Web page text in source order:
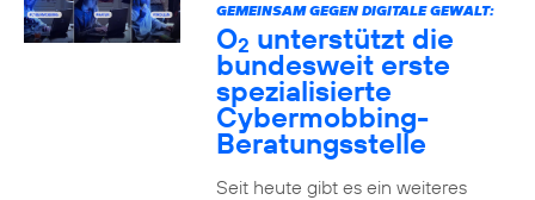
GEMEINSAM GEGEN DIGITALE GEWALT:
O2 unterstützt die
bundesweit erste
spezialisierte
Cybermobbing-
Beratungsstelle
Seit heute gibt es ein weiteres